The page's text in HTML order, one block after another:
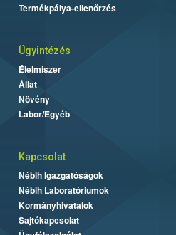
Termékpálya-ellenőrzés
Ügyintézés
Élelmiszer
Állat
Növény
Labor/Egyéb
Kapcsolat
Nébih Igazgatóságok
Nébih Laboratóriumok
Kormányhivatalok
Sajtókapcsolat